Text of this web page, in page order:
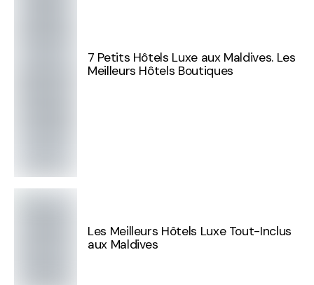
7 Petits Hôtels Luxe aux Maldives. Les
Meilleurs Hôtels Boutiques
Les Meilleurs Hôtels Luxe Tout-Inclus
aux Maldives